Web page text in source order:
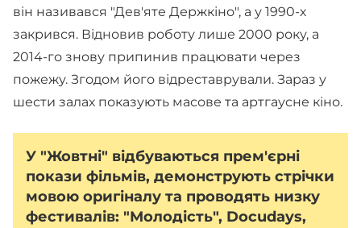
він називався "Дев'яте Держкіно", а у 1990-х
закрився. Відновив роботу лише 2000 року, а
2014-го знову припинив працювати через
пожежу. Згодом його відреставрували. Зараз у
шести залах показують масове та артгаусне кіно.
У "Жовтні" відбуваються прем'єрні
покази фільмів, демонструють стрічки
мовою оригіналу та проводять низку
фестивалів: "Молодість", Docudays,